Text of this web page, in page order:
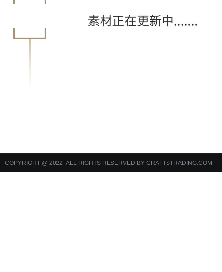
COPYRIGHT @ 2022 ALL RIGHTS RESERVED BY CRAFTSTRADING.COM